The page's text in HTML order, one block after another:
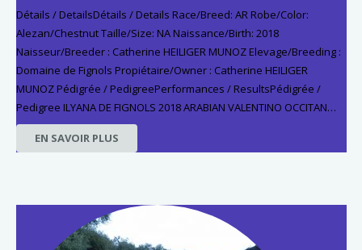
Détails / DetailsDétails / Details Race/Breed: AR Robe/Color:
Alezan/Chestnut Taille/Size: NA Naissance/Birth: 2018
Naisseur/Breeder : Catherine HEILIGER MUNOZ Elevage/Breeding :
Domaine de Fignols Propiétaire/Owner : Catherine HEILIGER
MUNOZ Pédigrée / PedigreePerformances / ResultsPédigrée /
Pedigree ILYANA DE FIGNOLS 2018 ARABIAN VALENTINO OCCITAN…
EN SAVOIR PLUS